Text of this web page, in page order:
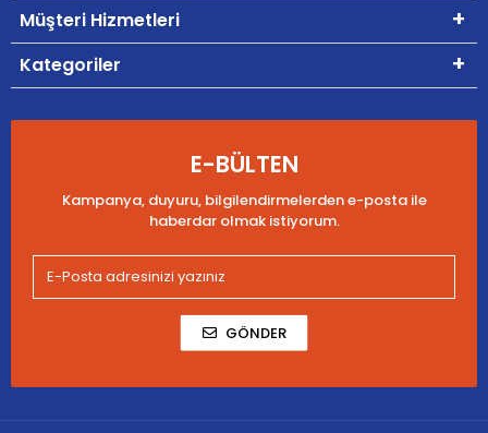
Müşteri Hizmetleri
Kategoriler
E-BÜLTEN
Kampanya, duyuru, bilgilendirmelerden e-posta ile
haberdar olmak istiyorum.
GÖNDER